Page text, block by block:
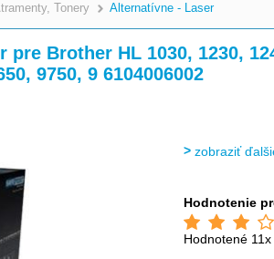
Tonery >
Alternatívne - Laser
Brother HL 1030, 1230,
9750, 9 6104006002
zobraziť
Hodnotenie
Hodnotené 11x